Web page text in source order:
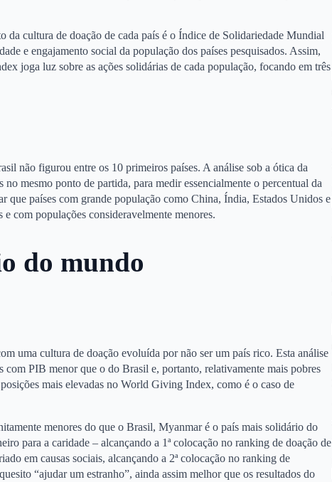
da cultura de doação de cada país é o Índice de Solidariedade Mundial
e engajamento social da população dos países pesquisados. Assim,
joga luz sobre as ações solidárias de cada população, focando em três
não figurou entre os 10 primeiros países. A análise sob a ótica da
mesmo ponto de partida, para medir essencialmente o percentual da
que países com grande população como China, Índia, Estados Unidos e
com populações consideravelmente menores.
do mundo
uma cultura de doação evoluída por não ser um país rico. Esta análise
com PIB menor que o do Brasil e, portanto, relativamente mais pobres
mais elevadas no World Giving Index, como é o caso de
menores do que o Brasil, Myanmar é o país mais solidário do
para a caridade – alcançando a 1ª colocação no ranking de doação de
em causas sociais, alcançando a 2ª colocação no ranking de
“ajudar um estranho”, ainda assim melhor que os resultados do